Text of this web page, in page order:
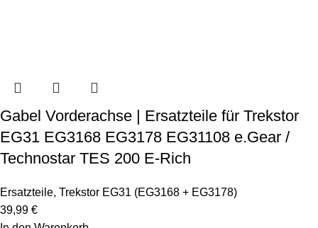
Gabel Vorderachse | Ersatzteile für Trekstor
EG31 EG3168 EG3178 EG31108 e.Gear /
Technostar TES 200 E-Rich
Ersatzteile, Trekstor EG31 (EG3168 + EG3178)
39,99 €